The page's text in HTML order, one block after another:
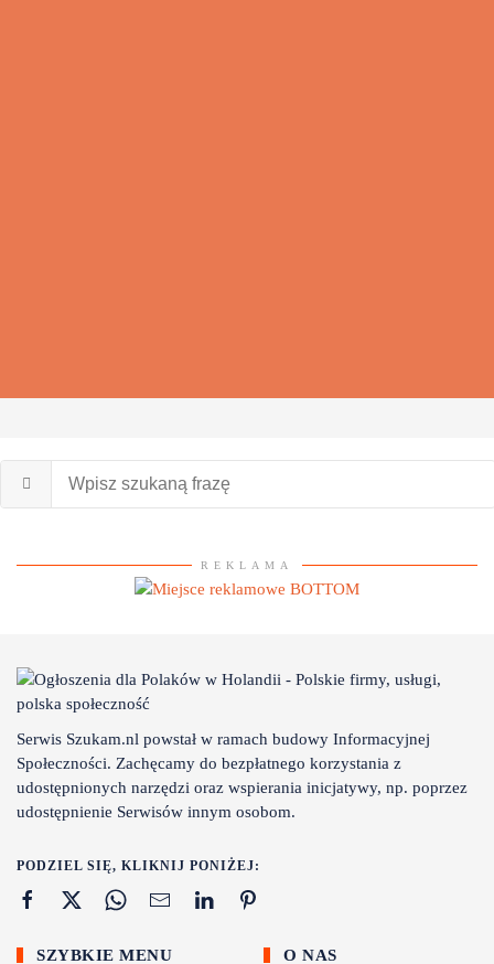
REKLAMA
Serwis Szukam.nl powstał w ramach budowy Informacyjnej
Społeczności. Zachęcamy do bezpłatnego korzystania z
udostępnionych narzędzi oraz wspierania inicjatywy, np. poprzez
udostępnienie Serwisów innym osobom.
PODZIEL SIĘ, KLIKNIJ PONIŻEJ:
SZYBKIE MENU O NAS